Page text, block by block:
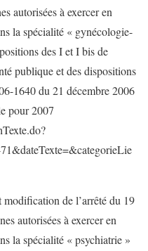
autorisées à exercer en
la spécialité « gynécologie-
des I et I bis de
publique et des dispositions
1640 du 21 décembre 2006
pour 2007
de l’arrêté du 19
autorisées à exercer en
la spécialité « psychiatrie »